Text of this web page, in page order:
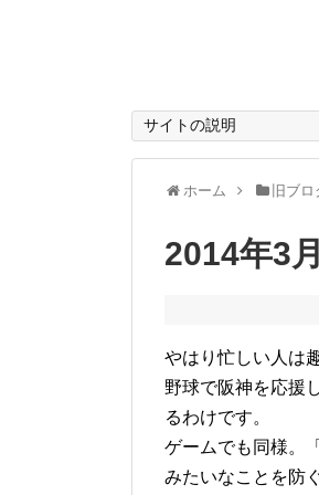
サイトの説明
ホーム 旧ブ
2014年3
やはり忙しい人は
野球で阪神を応援
るわけです。
ゲームでも同様。
みたいなことを防